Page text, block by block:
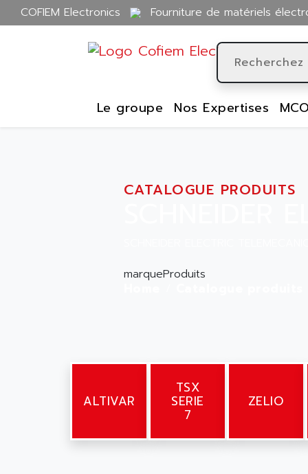
COFIEM Electronics Fourniture de matériels
Le groupe Nos Expertises
CATALOGUE PRODUITS
marqueProduits
ALTIVAR
TSX
SERIE
7
ZELIO